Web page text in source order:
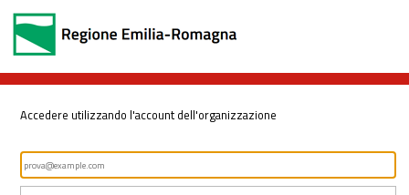
Accedere utilizzando l'account dell'organizzazione